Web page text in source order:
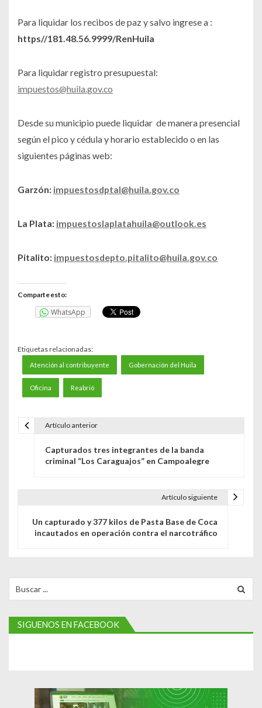
Para liquidar los recibos de paz y salvo ingrese a :
https//181.48.56.9999/RenHuila
Para liquidar registro presupuestal:
impuestos@huila.gov.co
Desde su municipio puede liquidar de manera presencial
según el pico y cédula y horario establecido o en las
siguientes páginas web:
Garzón: impuestosdptal@huila.gov.co
La Plata: impuestoslaplatahuila@outlook.es
Pitalito: impuestosdepto.pitalito@huila.gov.co
Comparte esto:
WhatsApp
Etiquetas relacionadas:
Atención al contribuyente Gobernación del Huila
Oficina Reabrió
i
ó
n
Artículo anterior
Capturados tres integrantes de la banda
criminal “Los Caraguajos” en Campoalegre
Artículo siguiente
Un capturado y 377 kilos de Pasta Base de Coca
incautados en operación contra el narcotráfico
for:
SIGUENOS EN FACEBOOK